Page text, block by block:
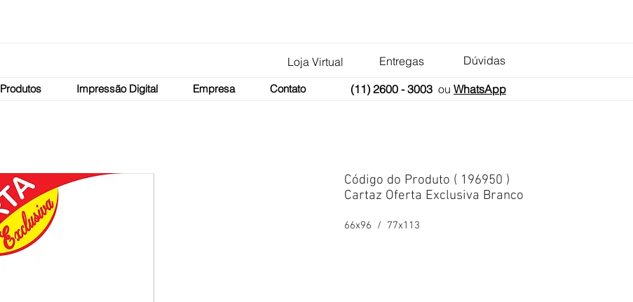
Loja Virtual Entregas Dúvidas
Código do Produto ( 196950 )
Cartaz Oferta Exclusiva Branco
66x96 / 77x113
(11) 2600 - 3003 ou WhatsApp
Produtos Impressão Digital Empresa Contato